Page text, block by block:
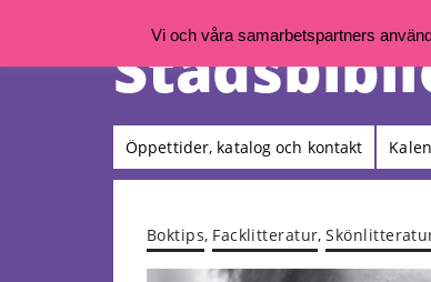
Öppettider, katalog och kontakt
Boktips, Facklitteratur,
Vi och våra samarbetspartners